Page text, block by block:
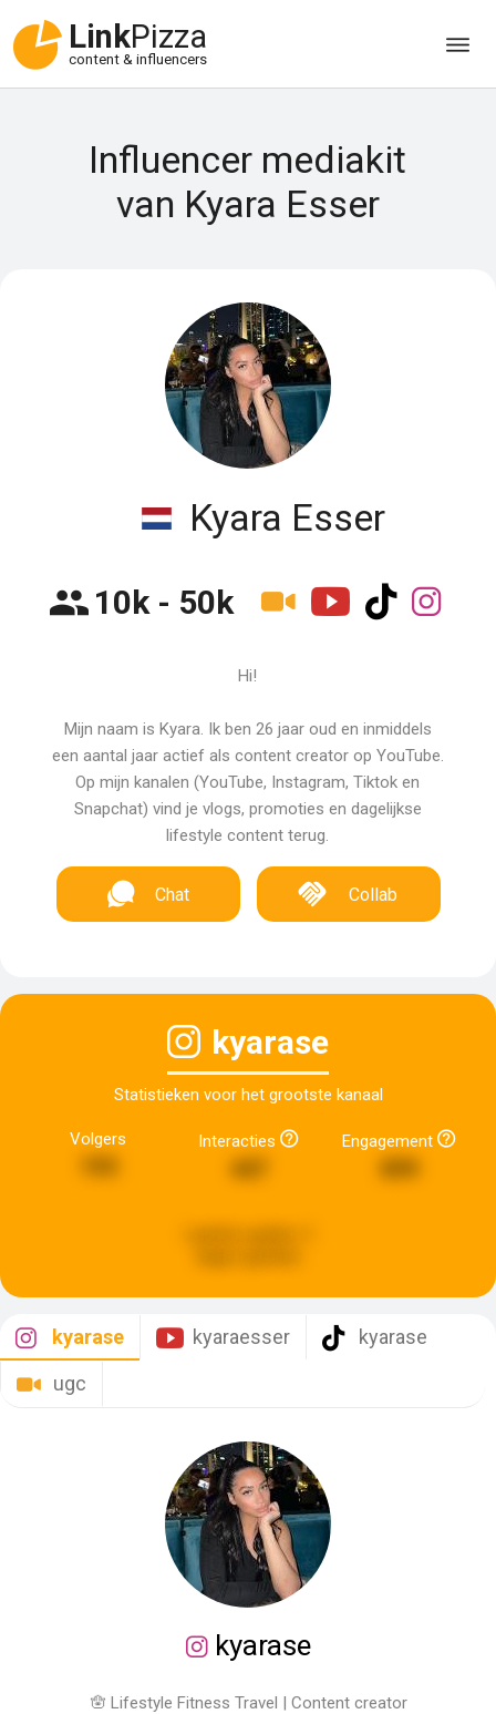
LinkPizza
content & influencers
Influencer mediakit
van Kyara Esser
Kyara Esser
10k - 50k
Hi!
Mijn naam is Kyara. Ik ben 26 jaar oud en inmiddels
een aantal jaar actief als content creator op YouTube.
Op mijn kanalen (YouTube, Instagram, Tiktok en
Snapchat) vind je vlogs, promoties en dagelijkse
lifestyle content terug.
Chat Collab
kyarase
Statistieken voor het grootste kanaal
Volgers Interacties Engagement
kyarase kyaraesser
kyarase
ugc
kyarase
🪬 Lifestyle Fitness Travel | Content creator